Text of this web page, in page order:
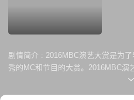
剧情简介 : 2016MBC演艺大赏是为
秀的MC和节目的大赏。2016MBC演
持。最终的大赏由刘在石、金九拉